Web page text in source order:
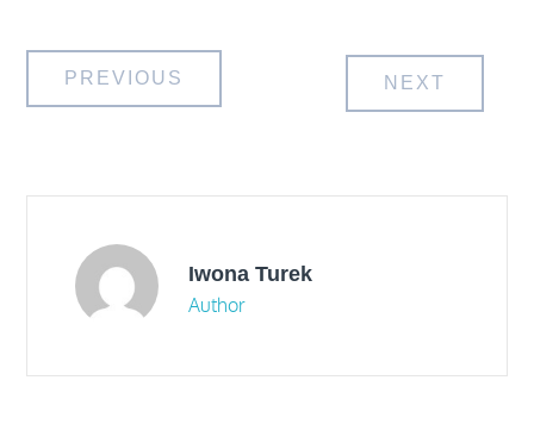
Nawigacja
PREVIOUS NEXT
Iwona Turek
Author